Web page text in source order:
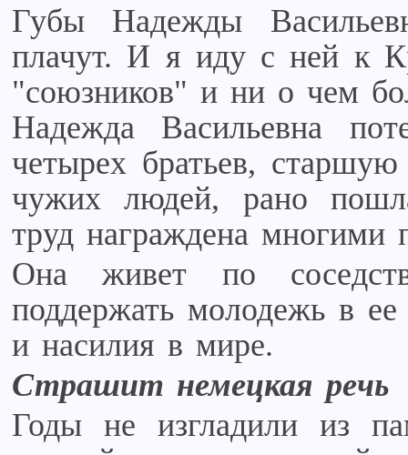
Губы Надежды
плачут. И я иду с ней к
"союзников" и ни о чем
Надежда Васильевна
четырех братьев,
чужих людей, рано
труд награждена многими
Она живет по
поддержать молодежь в
и насилия в мире.
Страшит немецкая речь
Годы не изгладили из